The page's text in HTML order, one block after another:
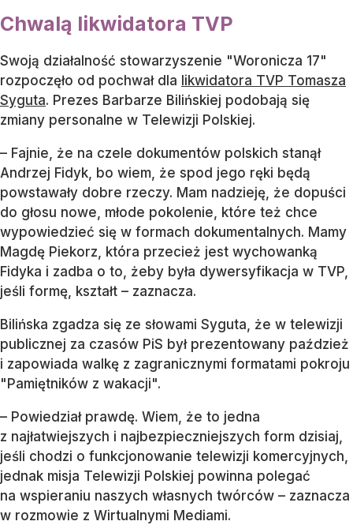
Chwalą likwidatora TVP
Swoją działalność stowarzyszenie "Woronicza 17"
rozpoczęło od pochwał dla likwidatora TVP Tomasza
Syguta. Prezes Barbarze Bilińskiej podobają się
zmiany personalne w Telewizji Polskiej.
– Fajnie, że na czele dokumentów polskich stanął
Andrzej Fidyk, bo wiem, że spod jego ręki będą
powstawały dobre rzeczy. Mam nadzieję, że dopuści
do głosu nowe, młode pokolenie, które też chce
wypowiedzieć się w formach dokumentalnych. Mamy
Magdę Piekorz, która przecież jest wychowanką
Fidyka i zadba o to, żeby była dywersyfikacja w TVP,
jeśli formę, kształt – zaznacza.
Bilińska zgadza się ze słowami Syguta, że w telewizji
publicznej za czasów PiS był prezentowany paździeż
i zapowiada walkę z zagranicznymi formatami pokroju
"Pamiętników z wakacji".
– Powiedział prawdę. Wiem, że to jedna
z najłatwiejszych i najbezpieczniejszych form dzisiaj,
jeśli chodzi o funkcjonowanie telewizji komercyjnych,
jednak misja Telewizji Polskiej powinna polegać
na wspieraniu naszych własnych twórców – zaznacza
w rozmowie z Wirtualnymi Mediami.